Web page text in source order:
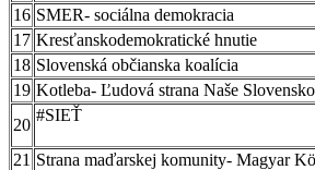
16 SMER-
17
18 Slovenská
19 Kotleba- Ľudová
20
#SIEŤ
21 Strana maďarskej